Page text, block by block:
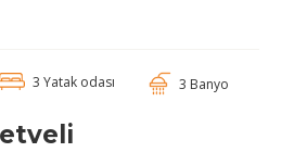
3 Yatak odası 3 Banyo